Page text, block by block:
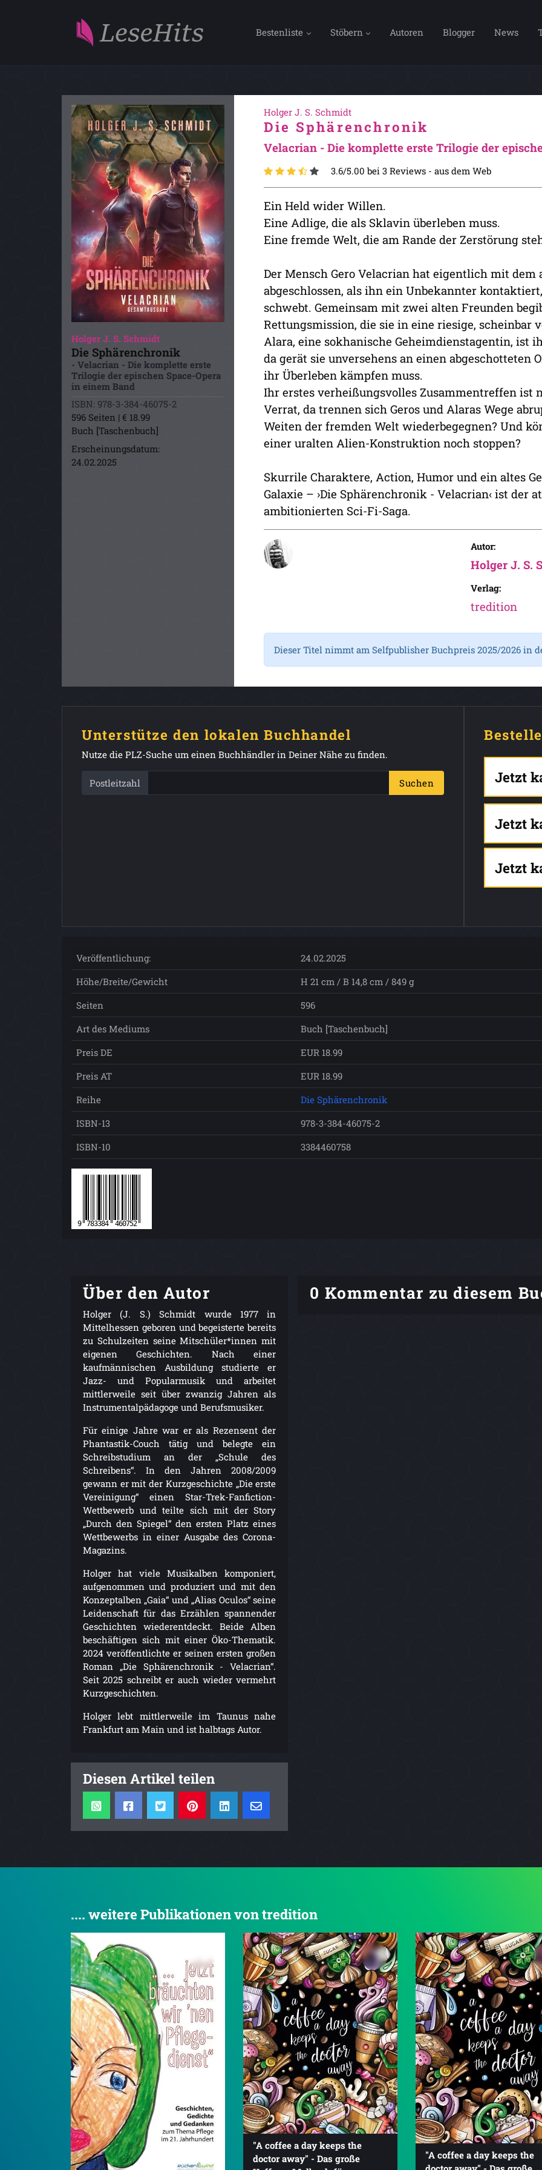
Bestenliste Stöbern Autoren Blogger News
Holger J. S. Schmidt
Die Sphärenchronik
- Velacrian - Die komplette erste
Trilogie der epischen Space-Opera
in einem Band
ISBN: 978-3-384-46075-2
596 Seiten | € 18.99
Buch [Taschenbuch]
Erscheinungsdatum:
24.02.2025
Holger J. S. Schmidt
Die Sphärenchronik
Velacrian - Die komplette erste Trilogie der
3.6/5.00 bei 3 Reviews - aus dem Web
Ein Held wider Willen.
Eine Adlige, die als Sklavin überleben muss.
Eine fremde Welt, die am Rande der Zerstörung
Der Mensch Gero Velacrian hat eigentlich mit
abgeschlossen, als ihn ein Unbekannter
schwebt. Gemeinsam mit zwei alten Freunden
Rettungsmission, die sie in eine riesige, scheinbar
Alara, eine sokhanische Geheimdienstagentin, ist
da gerät sie unversehens an einen abgeschotteten
ihr Überleben kämpfen muss.
Ihr erstes verheißungsvolles Zusammentreffen ist
Verrat, da trennen sich Geros und Alaras Wege
Weiten der fremden Welt wiederbegegnen? Und
einer uralten Alien-Konstruktion noch stoppen?
Skurrile Charaktere, Action, Humor und ein altes
Galaxie – ›Die Sphärenchronik - Velacrian‹ ist der
ambitionierten Sci-Fi-Saga.
Autor:
Holger J. S.
Verlag:
tredition
Dieser Titel nimmt am Selfpublisher Buchpreis 2025/2026 in
Unterstütze den lokalen Buchhandel
Nutze die PLZ-Suche um einen Buchhändler in Deiner Nähe zu finden.
Postleitzahl Suchen Jetzt
Jetzt
Jetzt
Veröffentlichung:
24.02.2025
Höhe/Breite/Gewicht
H 21 cm / B 14,8 cm / 849 g
Seiten
596
Art des Mediums
Buch [Taschenbuch]
Preis DE
EUR 18.99
Preis AT
EUR 18.99
Reihe
Die Sphärenchronik
ISBN-13
978-3-384-46075-2
ISBN-10
3384460758
Über den Autor
Holger (J. S.) Schmidt wurde 1977 in
Mittelhessen geboren und begeisterte bereits
zu Schulzeiten seine Mitschüler*innen mit
eigenen Geschichten. Nach einer
kaufmännischen Ausbildung studierte er
Jazz- und Popularmusik und arbeitet
mittlerweile seit über zwanzig Jahren als
Instrumentalpädagoge und Berufsmusiker.
Für einige Jahre war er als Rezensent der
Phantastik-Couch tätig und belegte ein
Schreibstudium an der „Schule des
Schreibens“. In den Jahren 2008/2009
gewann er mit der Kurzgeschichte „Die erste
Vereinigung“ einen Star-Trek-Fanfiction-
Wettbewerb und teilte sich mit der Story
„Durch den Spiegel“ den ersten Platz eines
Wettbewerbs in einer Ausgabe des Corona-
Magazins.
Holger hat viele Musikalben komponiert,
aufgenommen und produziert und mit den
Konzeptalben „Gaia“ und „Alias Oculos“ seine
Leidenschaft für das Erzählen spannender
Geschichten wiederentdeckt. Beide Alben
beschäftigen sich mit einer Öko-Thematik.
2024 veröffentlichte er seinen ersten großen
Roman „Die Sphärenchronik - Velacrian“.
Seit 2025 schreibt er auch wieder vermehrt
Kurzgeschichten.
Holger lebt mittlerweile im Taunus nahe
Frankfurt am Main und ist halbtags Autor.
Diesen Artikel teilen
0 Kommentar zu diesem
.... weitere Publikationen von tredition
"A coffee a day keeps the
doctor away" - Das große
"A coffee a day keeps the